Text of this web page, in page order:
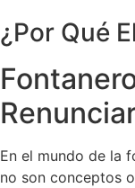
¿Por Qué
En el mundo de la
no son conceptos